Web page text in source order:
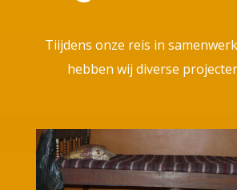
Tiijdens onze reis in
hebben wij diverse